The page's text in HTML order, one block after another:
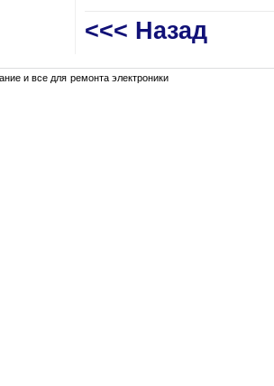
<<< Назад
и все для ремонта электроники